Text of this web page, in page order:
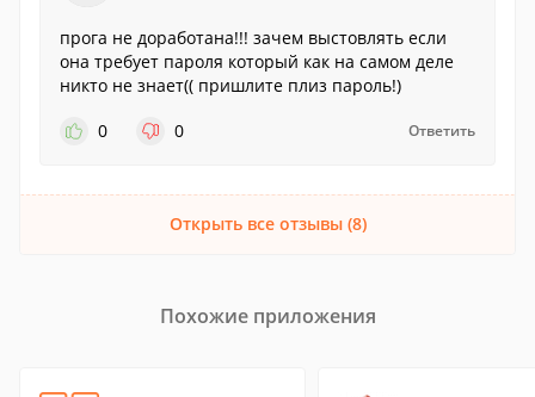
прога не доработана!!! зачем выстовлять если
она требует пароля который как на самом деле
никто не знает(( пришлите плиз пароль!)
0
0 Ответить
Открыть все отзывы (8)
Похожие приложения